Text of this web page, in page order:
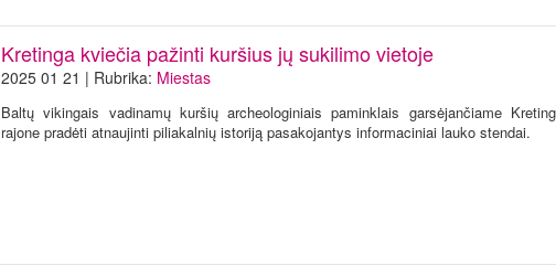
Kretinga kviečia pažinti kuršius jų sukilimo vietoje
2025 01 21 | Rubrika: Miestas
Baltų vikingais vadinamų kuršių archeologiniais paminklais garsėjančiame
rajone pradėti atnaujinti piliakalnių istoriją pasakojantys informaciniai lauko stendai.